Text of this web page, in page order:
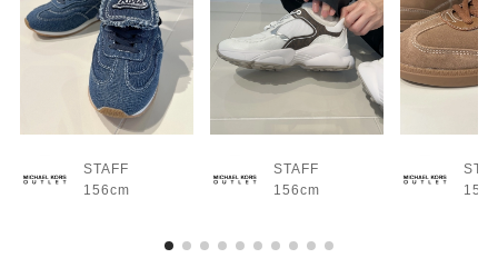
STAFF
156cm
STAFF
156cm